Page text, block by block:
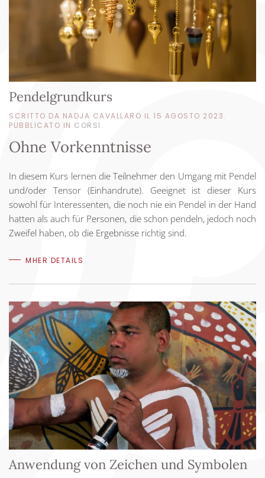
Pendelgrundkurs
SCRITTO DA NADJA CAVALLARO IL 15 AGOSTO 2023.
PUBBLICATO IN CORSI .
Ohne Vorkenntnisse
In diesem Kurs lernen die Teilnehmer den Umgang mit Pendel
und/oder Tensor (Einhandrute). Geeignet ist dieser Kurs
sowohl für Interessenten, die noch nie ein Pendel in der Hand
hatten als auch für Personen, die schon pendeln, jedoch noch
Zweifel haben, ob die Ergebnisse richtig sind.
MHER DETAILS
Anwendung von Zeichen und Symbolen